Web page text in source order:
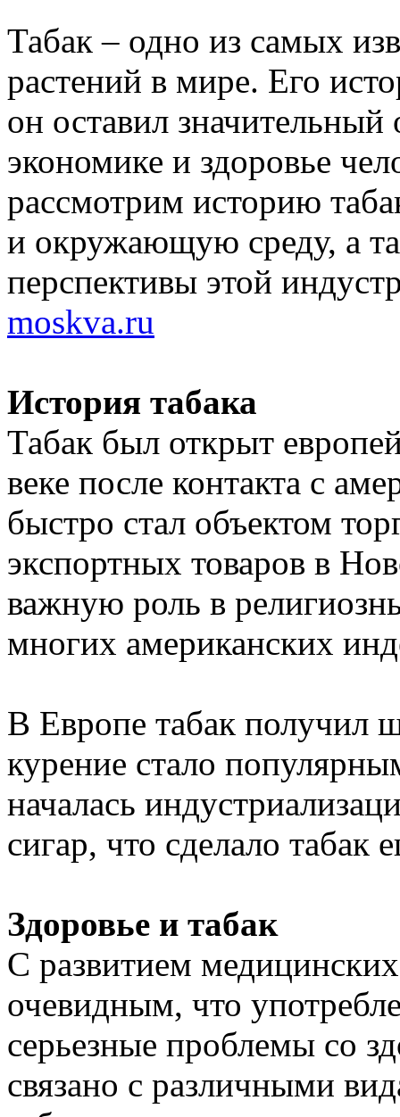
Табак – одно из самых
растений в мире. Его
он оставил значительный
экономике и здоровье
рассмотрим историю
и окружающую среду, а
перспективы этой
moskva.ru
История табака
Табак был открыт
веке после контакта с
быстро стал объектом
экспортных товаров в
важную роль в
многих американских
В Европе табак получил
курение стало
началась
сигар, что сделало
Здоровье и табак
С развитием
очевидным, что
серьезные проблемы со
связано с различными